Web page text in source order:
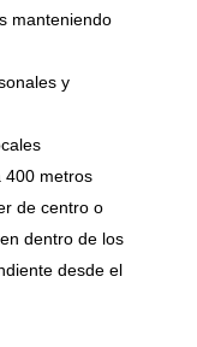
manteniendo
y
400 metros
de centro o
dentro de los
desde el